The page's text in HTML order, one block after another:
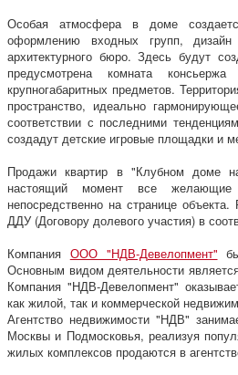
Особая атмосфера в доме
оформлению входных групп,
архитектурного бюро. Здесь будут
предусмотрена комната
крупногабаритных предметов.
пространство, идеально
соответствии с последними
создадут детские игровые площадки и
Продажи квартир в "Клубном доме
настоящий момент все желающие
непосредственно на странице
ДДУ (Договору долевого участия) в
Компания ООО "НДВ-Девелопмент"
Основным видом деятельности
Компания "НДВ-Девелопмент"
как жилой, так и коммерческой
Агентство недвижимости "НДВ"
Москвы и Подмосковья, реализуя
жилых комплексов продаются в